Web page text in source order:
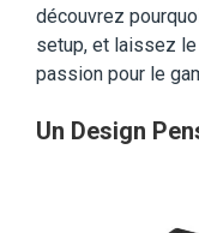
découvrez
setup, et laissez
passion pour le
Un Design